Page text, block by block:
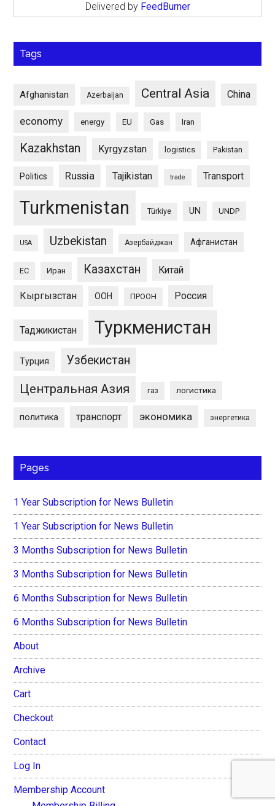
Delivered by FeedBurner
Tags
Afghanistan Azerbaijan Central Asia China
economy energy EU Gas Iran
Kazakhstan Kyrgyzstan logistics Pakistan
Politics Russia Tajikistan trade Transport
Turkmenistan Türkiye UN UNDP
USA Uzbekistan Азербайджан Афганистан
ЕС Иран Казахстан Китай
Кыргызстан ООН ПРООН Россия
Таджикистан Туркменистан
Турция Узбекистан
Центральная Азия газ логистика
политика транспорт экономика энергетика
Pages
1 Year Subscription for News Bulletin
1 Year Subscription for News Bulletin
3 Months Subscription for News Bulletin
3 Months Subscription for News Bulletin
6 Months Subscription for News Bulletin
6 Months Subscription for News Bulletin
About
Archive
Cart
Checkout
Contact
Log In
Membership Account